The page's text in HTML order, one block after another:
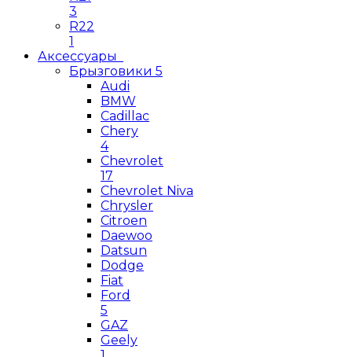
3
R22
1
Аксессуары
Брызговики 5
Audi
BMW
Cadillac
Chery
4
Chevrolet
17
Chevrolet Niva
Chrysler
Citroen
Daewoo
Datsun
Dodge
Fiat
Ford
5
GAZ
Geely